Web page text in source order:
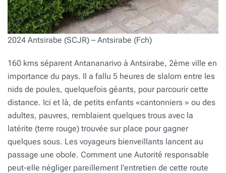
2024 Antsirabe (SCJR) – Antsirabe (Fch)
160 kms séparent Antananarivo à Antsirabe, 2ème ville en
importance du pays. Il a fallu 5 heures de slalom entre les
nids de poules, quelquefois géants, pour parcourir cette
distance. Ici et là, de petits enfants «cantonniers » ou des
adultes, pauvres, remblaient quelques trous avec la
latérite (terre rouge) trouvée sur place pour gagner
quelques sous. Les voyageurs bienveillants lancent au
passage une obole. Comment une Autorité responsable
peut-elle négliger pareillement l’entretien de cette route